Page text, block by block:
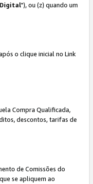
"), ou (z) quando um
o clique inicial no Link
Compra Qualificada,
descontos, tarifas de
de Comissões do
se apliquem ao